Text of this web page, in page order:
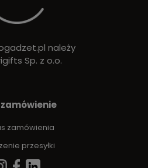
należy
Sp. z o.o.
zamówienia
przesyłki